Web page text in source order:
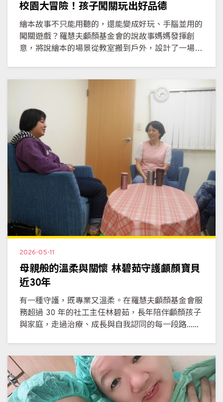
校園大冒險！孩子闖關玩出好品德
繪本故事不只能用聽的，還能變成好玩、手腦並用的
闖關遊戲？羅慧夫顱顏基金會的說故事媽媽發揮創
意，將說繪本的場景從教室搬到戶外，設計了一場別
2026-05-11
母親般的溫柔與關懷 林碧茹守護顱顏寶貝
近30年
有一種守護，既專業又溫柔。在羅慧夫顱顏基金會服
務超過 30 年的社工主任林碧茹，長年陪伴顱顏孩子
與家庭，走過治療、成長與自我認同的每一段路......